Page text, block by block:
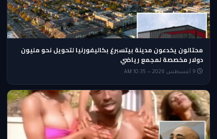
محتالون يخدعون مدينة بيتسبرغ بكاليفورنيا لتحويل نحو مليون
دولار مخصصة لمجمع رياضي